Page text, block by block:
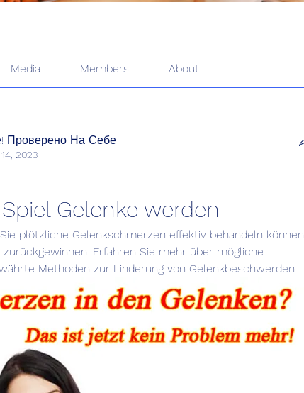
Media Members About
Проверено На Себе
2023
Gelenke werden
plötzliche Gelenkschmerzen effektiv behandeln können
Erfahren Sie mehr über mögliche
Methoden zur Linderung von Gelenkbeschwerden.